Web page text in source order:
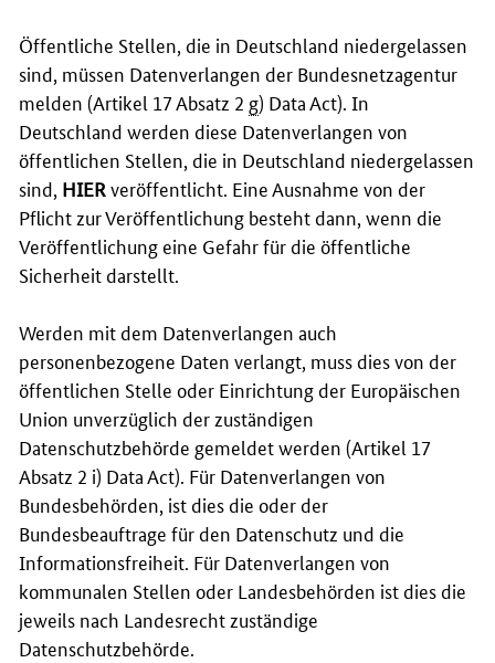
Öffentliche Stellen, die in Deutschland niedergelassen
sind, müssen Datenverlangen der Bundesnetzagentur
melden (Artikel 17 Absatz 2 g) Data Act). In
Deutschland werden diese Datenverlangen von
öffentlichen Stellen, die in Deutschland niedergelassen
sind, HIERveröffentlicht. Eine Ausnahme von der
Pflicht zur Veröffentlichung besteht dann, wenn die
Veröffentlichung eine Gefahr für die öffentliche
Sicherheit darstellt.
Werden mit dem Datenverlangen auch
personenbezogene Daten verlangt, muss dies von der
öffentlichen Stelle oder Einrichtung der Europäischen
Union unverzüglich der zuständigen
Datenschutzbehörde gemeldet werden (Artikel 17
Absatz 2 i) Data Act). Für Datenverlangen von
Bundesbehörden, ist dies die oder der
Bundesbeauftrage für den Datenschutz und die
Informationsfreiheit. Für Datenverlangen von
kommunalen Stellen oder Landesbehörden ist dies die
jeweils nach Landesrecht zuständige
Datenschutzbehörde.